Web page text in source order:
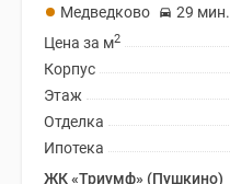
Медведково
29 мин.
Цена за м2
Корпус
Этаж
Отделка
Ипотека
ЖК «Триумф» (Пушкино)